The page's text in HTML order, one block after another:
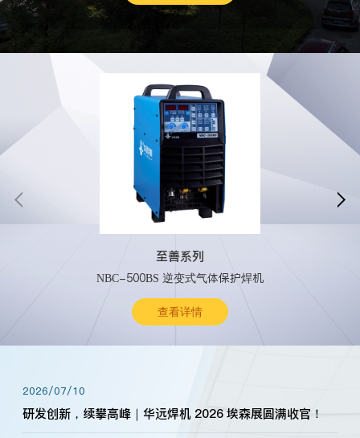
至善系列
NBC-500BS 逆变式气体保护焊机
查看详情
 
2026/07/10
研发创新，续攀高峰｜华远焊机 2026 埃森展圆满收官！